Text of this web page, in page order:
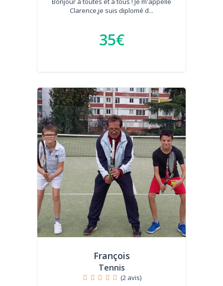
Clarence,je suis diplomé d...
35€
François
Tennis
(2 avis)